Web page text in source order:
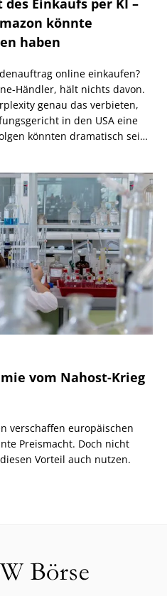
könnte
haben
online einkaufen?
Händler, hält nichts davon.
genau das verbieten,
in den USA eine
könnten dramatisch sein,
vom Nahost-Krieg
verschaffen europäischen
Preismacht. Doch nicht
Vorteil auch nutzen.